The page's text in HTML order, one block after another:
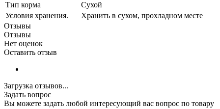
Тип корма
Сухой
Условия хранения.
Хранить в сухом, прохладном месте
Отзывы
Отзывы
Нет оценок
Оставить отзыв
Загрузка отзывов...
Задать вопрос
Вы можете задать любой интересующий вас вопрос по товару